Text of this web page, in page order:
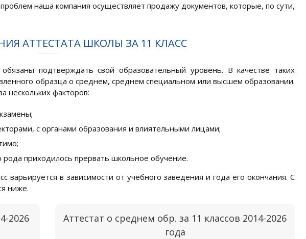
наша компания осуществляет продажу документов, которые, по сути,
АТТЕСТАТА ШКОЛЫ ЗА 11 КЛАСС
подтверждать свой образовательный уровень. В качестве таких
образца о среднем, среднем специальном или высшем образовании.
нескольких факторов:
с органами образования и влиятельными лицами;
приходилось прервать школьное обучение.
варьируется в зависимости от учебного заведения и года его окончания. С
ниже.
2026
Аттестат о среднем обр. за 11 классов 2014-2026
года